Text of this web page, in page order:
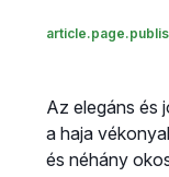
Az elegáns és
a haja
és néhány